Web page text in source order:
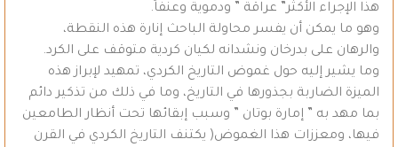
هذا الإجراء الأكثر” عراقة ” ودموية وعنفاً.
وهو ما يمكن أن يفسر محاولة الباحث إنارة هذه النقطة،
والرهان على بدرخان ونشدانه لكيان كردية متوقف على الكرد.
وما يشير إليه حول غموض التاريخ الكردي، تمهيد لإبراز هذه
الميزة الضاربة بجذورها في التاريخ، وما في ذلك من تذكير دائم
بما مهد به ” إمارة بوتان ” وسبب إبقائها تحت أنظار الطامعين
فيها، ومعززات هذا الغموض( يكتنف التاريخ الكردي في القرن